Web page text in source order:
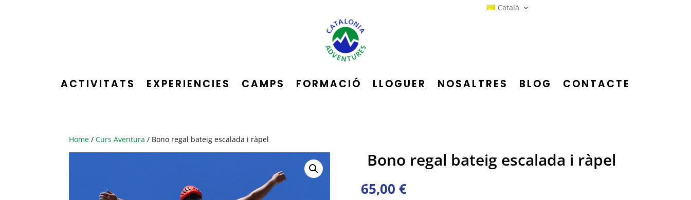
Català
ACTIVITATS EXPERIENCIES CAMPS FORMACIÓ LLOGUER NOSALTRES BLOG CONTACTE
Home /Curs Aventura / Bono regal bateig escalada i ràpel
Bono regal bateig escalada i ràpel
65,00 €